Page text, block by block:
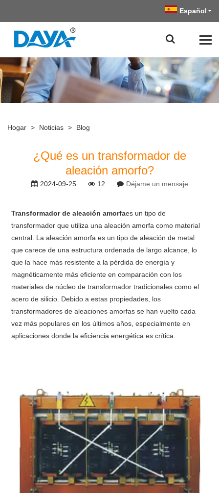
Español
Hogar > Noticias > Blog
¿Qué es un transformador de
aleación amorfo?
2024-09-25 12 Déjame un mensaje
Transformador de aleación amorfaes un tipo de
transformador que utiliza una aleación amorfa como material
central. La aleación amorfa es un tipo de aleación de metal
que carece de una estructura ordenada de largo alcance, lo
que la hace más resistente a la pérdida de energía y
magnéticamente más eficiente en comparación con los
materiales de núcleo de transformador tradicionales como el
acero de silicio. Debido a estas propiedades, los
transformadores de aleaciones amorfas se han vuelto cada
vez más populares en los últimos años, especialmente en
aplicaciones donde la eficiencia energética es crítica.